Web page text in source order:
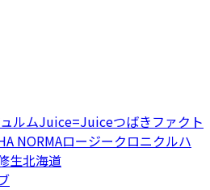
ルムJuice=Juiceつばきファクト
NORMAロージークロニクルハ
生北海道